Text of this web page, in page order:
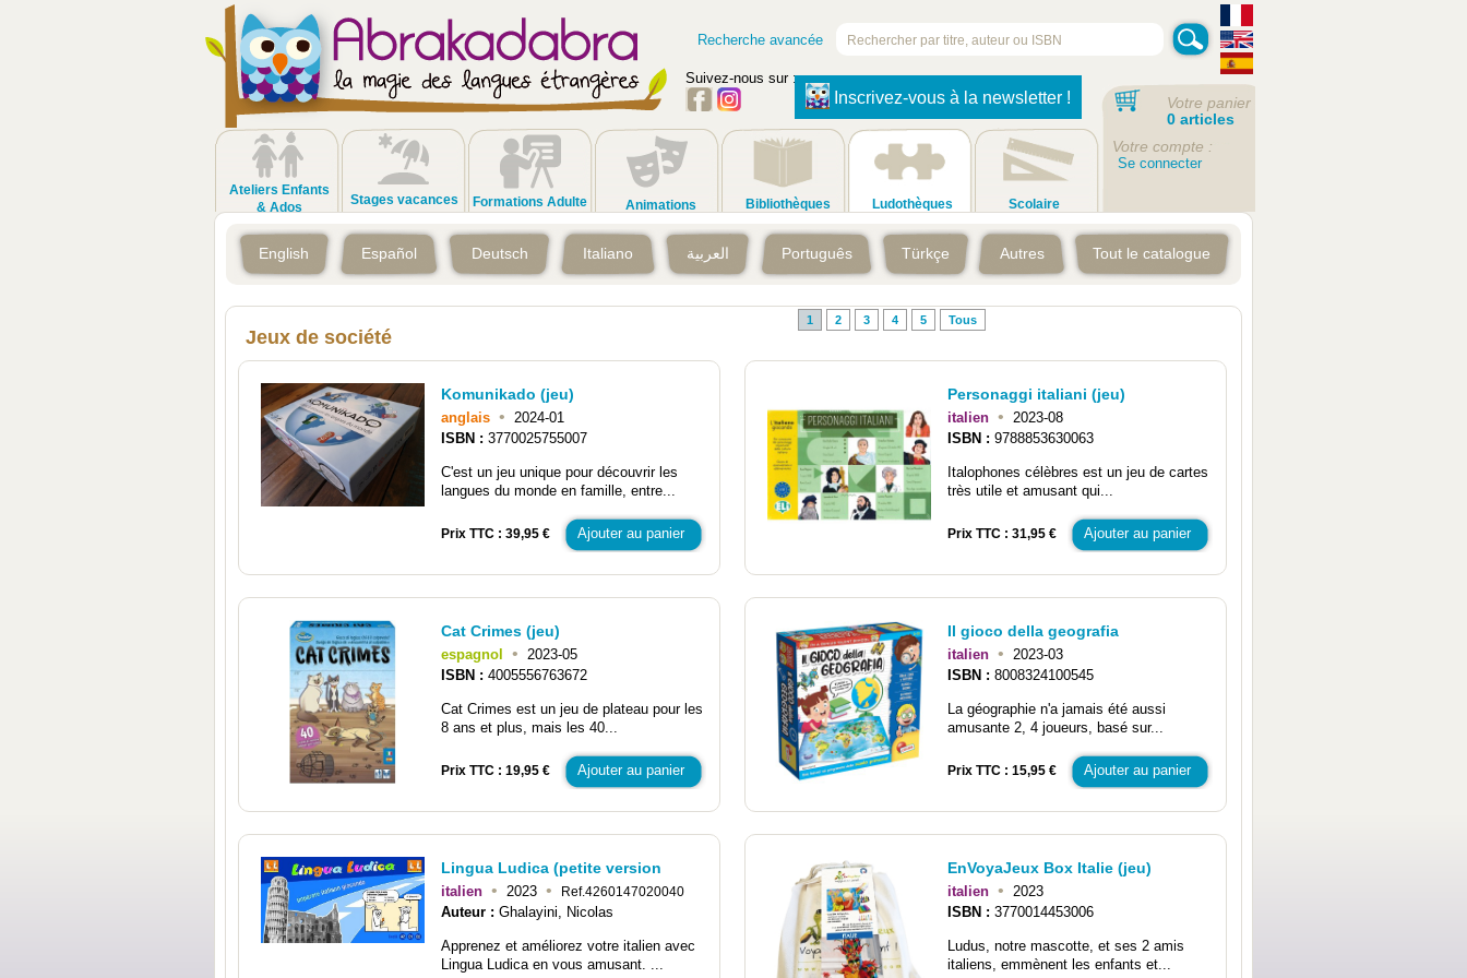
Recherche avancée
Suivez-nous sur :
Inscrivez-vous à la newsletter !
Ateliers Enfants
& Ados
Stages vacances Formations Adulte Animations Bibliothèques Ludothèques Scolaire
Votre panier
0 articles
Votre compte :
Se connecter
English Español Deutsch Italiano العربية Português Türkçe Autres Tout le catalogue
Jeux de société
1 2 3 4 5 Tous
Komunikado (jeu)
anglais •
2024-01
ISBN : 3770025755007
C'est un jeu unique pour découvrir les
langues du monde en famille, entre...
Prix TTC : 39,95 € Ajouter au panier
Personaggi italiani (jeu)
italien •
2023-08
ISBN : 9788853630063
Italophones célèbres est un jeu de cartes
très utile et amusant qui...
Prix TTC : 31,95 € Ajouter au panier
Cat Crimes (jeu)
espagnol •
2023-05
ISBN : 4005556763672
Cat Crimes est un jeu de plateau pour les
8 ans et plus, mais les 40...
Prix TTC : 19,95 € Ajouter au panier
Il gioco della geografia
italien •
2023-03
ISBN : 8008324100545
La géographie n'a jamais été aussi
amusante 2, 4 joueurs, basé sur...
Prix TTC : 15,95 € Ajouter au panier
Lingua Ludica (petite version
italien • 2023 • Ref.4260147020040
Auteur : Ghalayini, Nicolas
Apprenez et améliorez votre italien avec
Lingua Ludica en vous amusant. ...
EnVoyaJeux Box Italie (jeu)
italien •
2023
ISBN : 3770014453006
Ludus, notre mascotte, et ses 2 amis
italiens, emmènent les enfants et...